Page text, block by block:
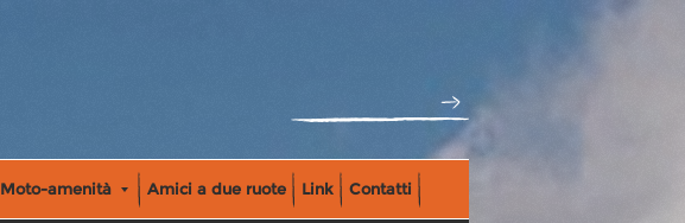
Moto-amenità Amici a due ruote Link Contatti